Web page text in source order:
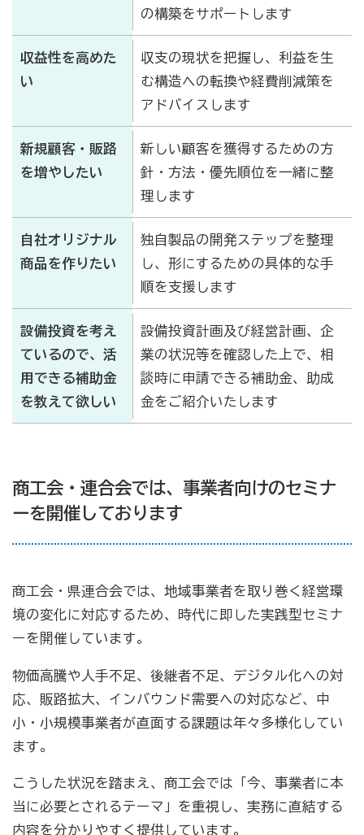
の構築をサポートします
収益性を高めた
い
収支の現状を把握し、利益を生
む構造への転換や経費削減策を
アドバイスします
新規顧客・販路
を増やしたい
新しい顧客を獲得するための方
針・方法・優先順位を一緒に整
理します
自社オリジナル
商品を作りたい
独自製品の開発ステップを整理
し、形にするための具体的な手
順を支援します
設備投資を考え
ているので、活
用できる補助金
を教えて欲しい
設備投資計画及び経営計画、企
業の状況等を確認した上で、相
談時に申請できる補助金、助成
金をご紹介いたします
商工会・連合会では、事業者向けのセミナ
ーを開催しております
商工会・県連合会では、地域事業者を取り巻く経営環
境の変化に対応するため、時代に即した実践型セミナ
ーを開催しています。
物価高騰や人手不足、後継者不足、デジタル化への対
応、販路拡大、インバウンド需要への対応など、中
小・小規模事業者が直面する課題は年々多様化してい
ます。
こうした状況を踏まえ、商工会では「今、事業者に本
当に必要とされるテーマ」を重視し、実務に直結する
内容を分かりやすく提供しています。